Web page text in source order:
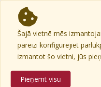
Šajā vietnē mēs
pareizi konfigurējiet
izmantot šo vietni, jūs
Pieņemt visu